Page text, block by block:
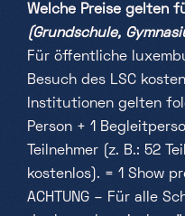
Welche Preise gelten
(Grundschule,
Für öffentliche
Besuch des LSC
Institutionen gelten
Person + 1
Teilnehmer (z. B.: 52
kostenlos). = 1 Show
ACHTUNG – Für alle